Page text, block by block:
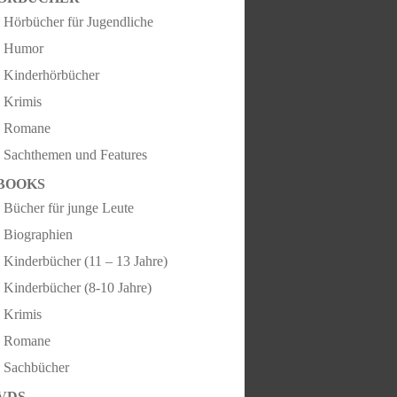
Hörbücher für Jugendliche
Humor
Kinderhörbücher
Krimis
Romane
Sachthemen und Features
Bücher für junge Leute
Biographien
Kinderbücher (11 – 13 Jahre)
Kinderbücher (8-10 Jahre)
Krimis
Romane
Sachbücher